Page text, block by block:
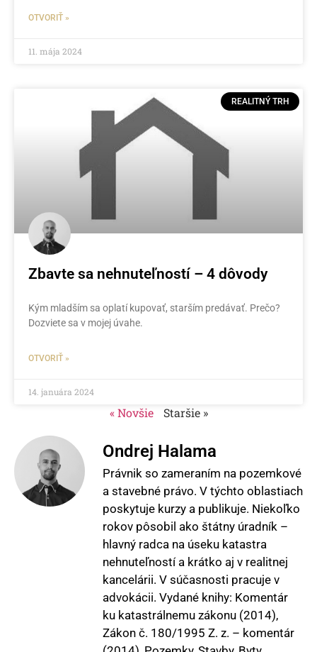
OTVORIŤ »
11. mája 2024
REALITNÝ TRH
Zbavte sa nehnuteľností – 4 dôvody
Kým mladším sa oplatí kupovať, starším predávať. Prečo?
Dozviete sa v mojej úvahe.
OTVORIŤ »
14. januára 2024
« Novšie Staršie »
Ondrej Halama
Právnik so zameraním na pozemkové
a stavebné právo. V týchto oblastiach
poskytuje kurzy a publikuje. Niekoľko
rokov pôsobil ako štátny úradník –
hlavný radca na úseku katastra
nehnuteľností a krátko aj v realitnej
kancelárii. V súčasnosti pracuje v
advokácii. Vydané knihy: Komentár
ku katastrálnemu zákonu (2014),
Zákon č. 180/1995 Z. z. – komentár